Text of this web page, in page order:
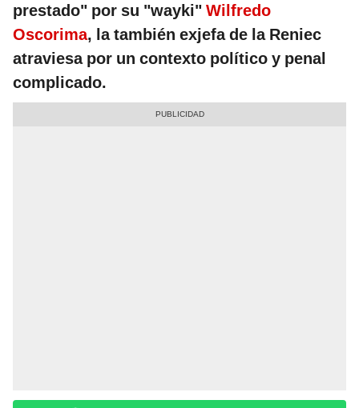
prestado" por su "wayki" Wilfredo
Oscorima, la también exjefa de la Reniec
atraviesa por un contexto político y penal
complicado.